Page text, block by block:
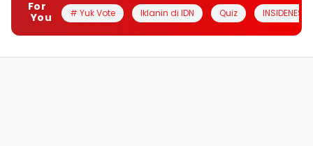
For
You
# Yuk Vote Iklanin di IDN Quiz INSIDENESIA